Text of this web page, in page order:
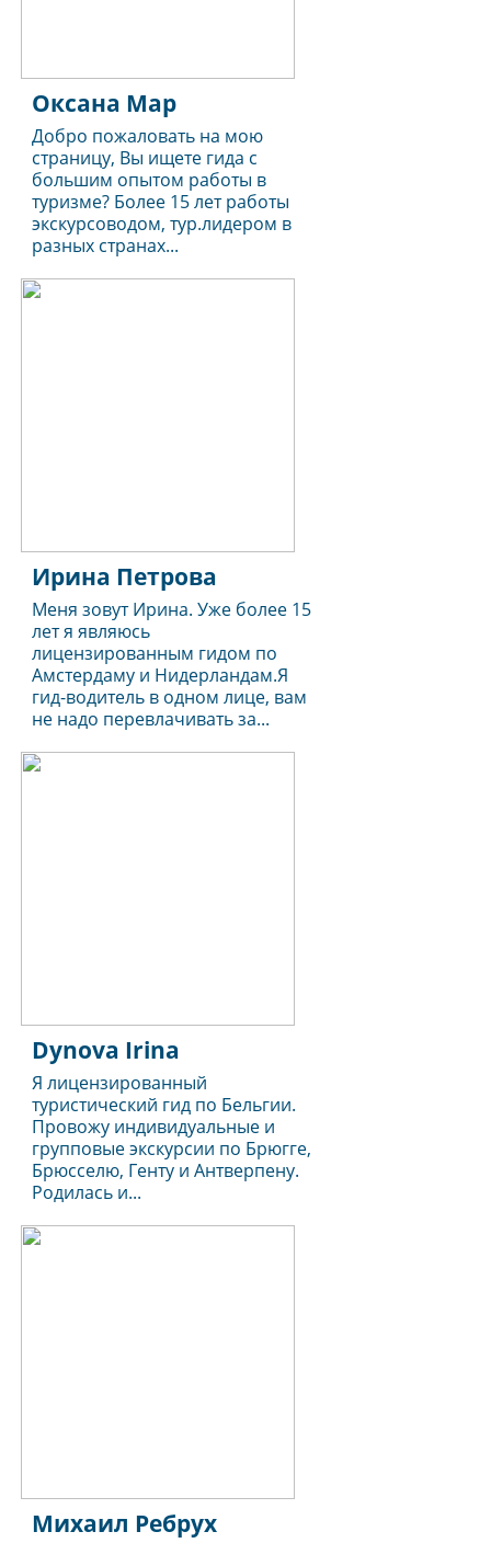
Оксана Мар
Добро пожаловать на мою
страницу, Вы ищете гида с
большим опытом работы в
туризме? Более 15 лет работы
экскурсоводом, тур.лидером в
разных странах...
Ирина Петрова
Меня зовут Ирина. Уже более 15
лет я являюсь
лицензированным гидом по
Амстердаму и Нидерландам.Я
гид-водитель в одном лице, вам
не надо перевлачивать за...
Dynova Irina
Я лицензированный
туристический гид по Бельгии.
Провожу индивидуальные и
групповые экскурсии по Брюгге,
Брюсселю, Генту и Антверпену.
Родилась и...
Михаил Ребрух